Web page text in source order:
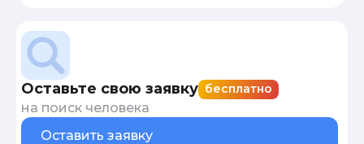
Оставьте свою заявку бесплатно
на поиск человека
Оставить заявку